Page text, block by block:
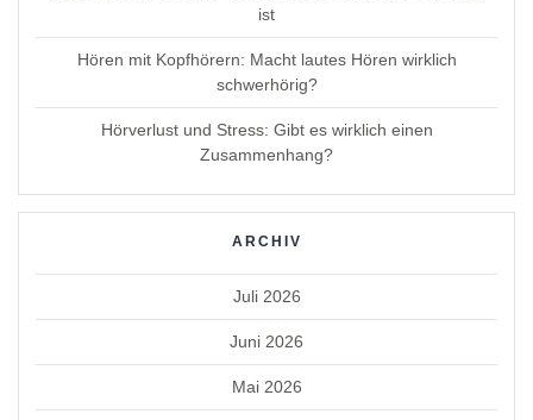
ist
Hören mit Kopfhörern: Macht lautes Hören wirklich
schwerhörig?
Hörverlust und Stress: Gibt es wirklich einen
Zusammenhang?
ARCHIV
Juli 2026
Juni 2026
Mai 2026